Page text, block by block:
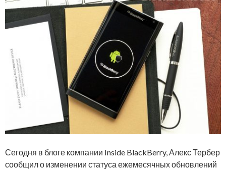
Сегодня в блоге компании Inside BlackBerry, Алекс Тербер
сообщил о изменении статуса ежемесячных обновлений